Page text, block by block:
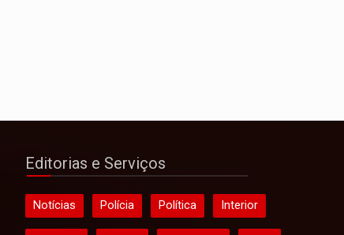
Editorias e Serviços
Notícias Polícia Política Interior